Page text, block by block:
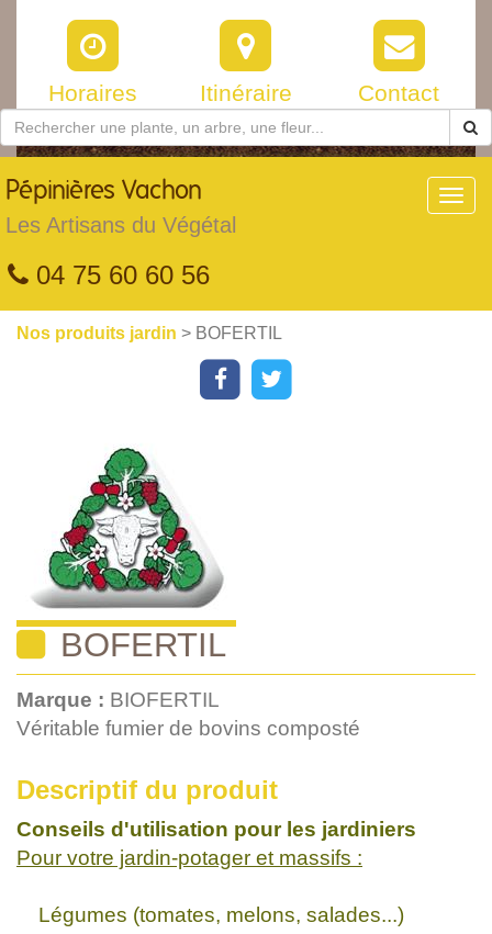
Horaires Itinéraire Contact
Pépinières Vachon
Les Artisans du Végétal
04 75 60 60 56
Nos produits jardin > BOFERTIL
BOFERTIL
Marque : BIOFERTIL
Véritable fumier de bovins composté
Descriptif du produit
Conseils d'utilisation pour les jardiniers
Pour votre jardin-potager et massifs :
Légumes (tomates, melons, salades...)